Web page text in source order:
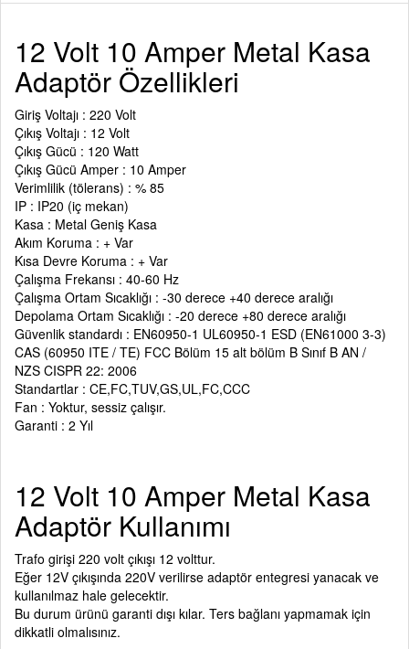
12 Volt 10 Amper Metal Kasa
Adaptör Özellikleri
Giriş Voltajı : 220 Volt
Çıkış Voltajı : 12 Volt
Çıkış Gücü : 120 Watt
Çıkış Gücü Amper : 10 Amper
Verimlilik (tölerans) : % 85
IP : IP20 (iç mekan)
Kasa : Metal Geniş Kasa
Akım Koruma : + Var
Kısa Devre Koruma : + Var
Çalışma Frekansı : 40-60 Hz
Çalışma Ortam Sıcaklığı : -30 derece +40 derece aralığı
Depolama Ortam Sıcaklığı : -20 derece +80 derece aralığı
Güvenlik standardı : EN60950-1 UL60950-1 ESD (EN61000 3-3)
CAS (60950 ITE / TE) FCC Bölüm 15 alt bölüm B Sınıf B AN /
NZS CISPR 22: 2006
Standartlar : CE,FC,TUV,GS,UL,FC,CCC
Fan : Yoktur, sessiz çalışır.
Garanti : 2 Yıl
12 Volt 10 Amper Metal Kasa
Adaptör Kullanımı
Trafo girişi 220 volt çıkışı 12 volttur.
Eğer 12V çıkışında 220V verilirse adaptör entegresi yanacak ve
kullanılmaz hale gelecektir.
Bu durum ürünü garanti dışı kılar. Ters bağlanı yapmamak için
dikkatli olmalısınız.